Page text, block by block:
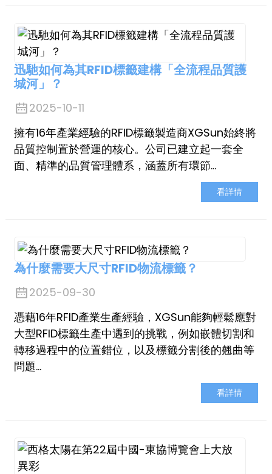
迅馳如何為其RFID標籤建構「全流程品質護
城河」？
2025-10-11
擁有16年產業經驗的RFID標籤製造商XGSun始終將
品質控制置於營運的核心。公司已建立起一套全
面、精準的品質管理體系，涵蓋所有環節…
看詳情
為什麼需要大尺寸RFID物流標籤？
2025-09-30
憑藉16年RFID產業生產經驗，XGSun能夠輕鬆應對
大型RFID標籤生產中遇到的挑戰，例如嵌體切割和
轉移過程中的位置錯位，以及標籤分割後的翹曲等
問題…
看詳情